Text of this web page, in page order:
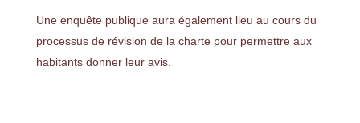
Une enquête publique aura également lieu au cours du
processus de révision de la charte pour permettre aux
habitants donner leur avis.